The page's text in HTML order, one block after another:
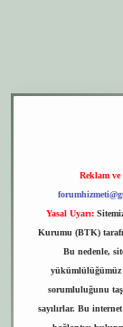
Reklam
Yasal Uyarı:
Kurumu (BTK)
Bu nedenle,
yükümlülüğümüz
sorumluluğunu
sayılırlar. Bu